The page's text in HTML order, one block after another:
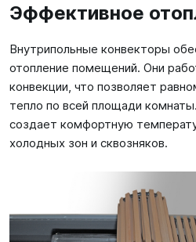
Эффективное
Внутрипольные конвекторы
отопление помещений. Они
конвекции, что позволяет
тепло по всей площади
создает комфортную
холодных зон и сквозняков.